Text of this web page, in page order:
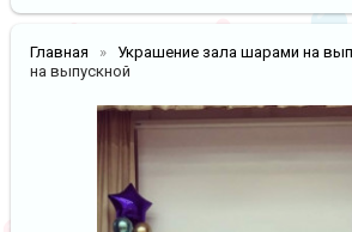
Главная Украшение зала шарами на
на выпускной